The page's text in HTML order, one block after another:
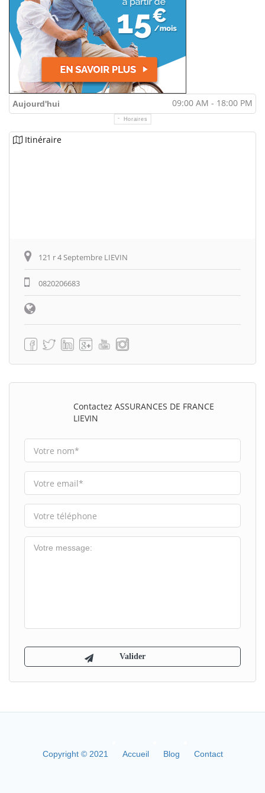
Aujourd'hui 09:00 AM - 18:00 PM
Horaires
Itinéraire
121 r 4 Septembre LIEVIN
0820206683
Contactez ASSURANCES DE FRANCE
LIEVIN
Copyright © 2021 Accueil Blog Contact